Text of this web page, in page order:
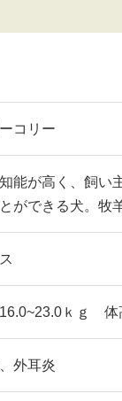
コリー
能が高く、飼い
ができる犬。牧
ｋｇ 体
外耳炎